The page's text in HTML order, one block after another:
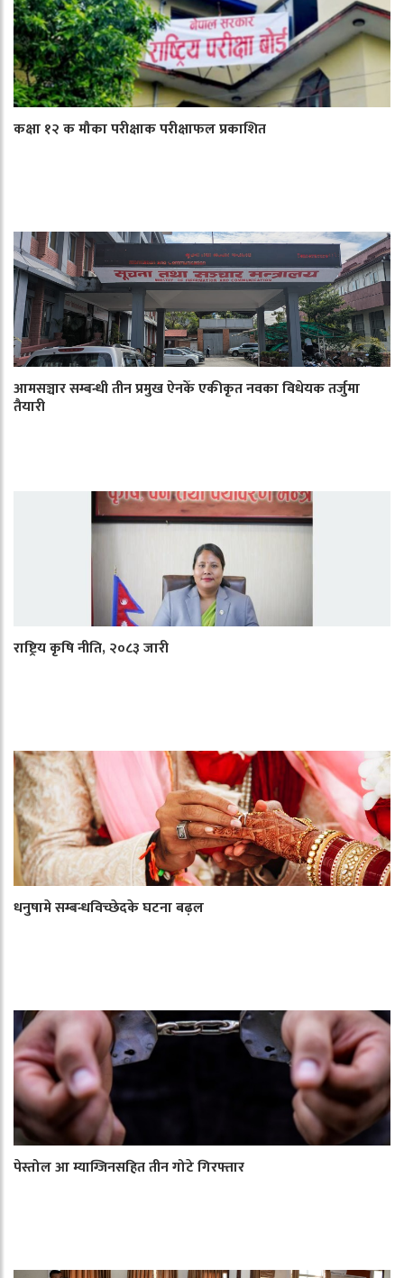
कक्षा १२ क मौका परीक्षाक परीक्षाफल प्रकाशित
आमसञ्चार सम्बन्धी तीन प्रमुख ऐनकेँ एकीकृत नवका विधेयक तर्जुमा
तैयारी
राष्ट्रिय कृषि नीति, २०८३ जारी
धनुषामे सम्बन्धविच्छेदके घटना बढ़ल
पेस्तोल आ म्याग्जिनसहित तीन गोटे गिरफ्तार